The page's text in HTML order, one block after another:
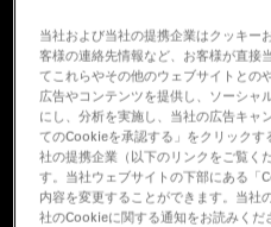
当社および当社の提携企業はクッキー
客様の連絡先情報など、お客様が直接
てこれらやその他のウェブサイトとの
広告やコンテンツを提供し、ソーシャ
にし、分析を実施し、当社の広告キャ
てのCookieを承認する」をクリック
社の提携企業（以下のリンクをご覧く
す。当社ウェブサイトの下部にある「
内容を変更することができます。当社
社のCookieに関する通知をお読みくだ